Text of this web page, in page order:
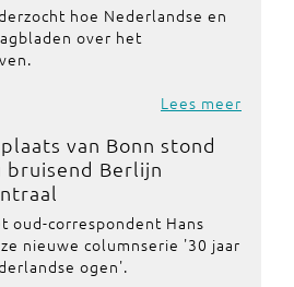
hoe Nederlandse en
over het
Lees meer
van Bonn stond
bruisend Berlijn
oud-correspondent Hans
nieuwe columnserie '30 jaar
ogen'.